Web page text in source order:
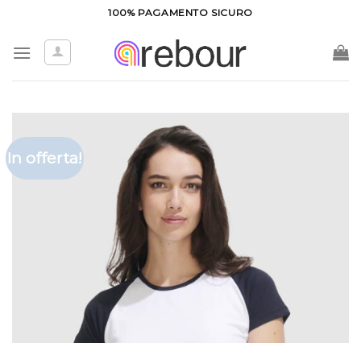
contenuti
100% PAGAMENTO SICURO
In offerta!